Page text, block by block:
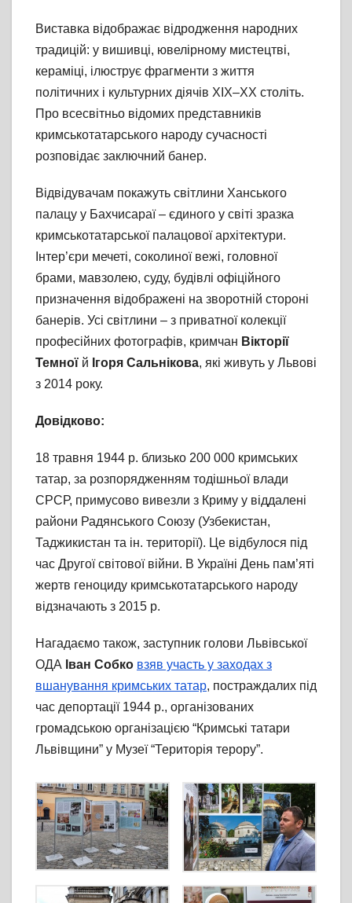
Виставка відображає відродження народних
традицій: у вишивці, ювелірному мистецтві,
кераміці, ілюструє фрагменти з життя
політичних і культурних діячів XIX–XX століть.
Про всесвітньо відомих представників
кримськотатарського народу сучасності
розповідає заключний банер.
Відвідувачам покажуть світлини Ханського
палацу у Бахчисараї – єдиного у світі зразка
кримськотатарської палацової архітектури.
Інтер’єри мечеті, соколиної вежі, головної
брами, мавзолею, суду, будівлі офіційного
призначення відображені на зворотній стороні
банерів. Усі світлини – з приватної колекції
професійних фотографів, кримчан Вікторії
Темної й Ігоря Сальнікова, які живуть у Львові
з 2014 року.
Довідково:
18 травня 1944 р. близько 200 000 кримських
татар, за розпорядженням тодішньої влади
СРСР, примусово вивезли з Криму у віддалені
райони Радянського Союзу (Узбекистан,
Таджикистан та ін. території). Це відбулося під
час Другої світової війни. В Україні День пам’яті
жертв геноциду кримськотатарського народу
відзначають з 2015 р.
Нагадаємо також, заступник голови Львівської
ОДА Іван Собко взяв участь у заходах з
вшанування кримських татар, постраждалих під
час депортації 1944 р., організованих
громадською організацією “Кримські татари
Львівщини” у Музеї “Територія терору”.